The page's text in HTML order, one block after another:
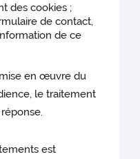
des cookies ;
de contact,
de ce
en œuvre du
le traitement
est